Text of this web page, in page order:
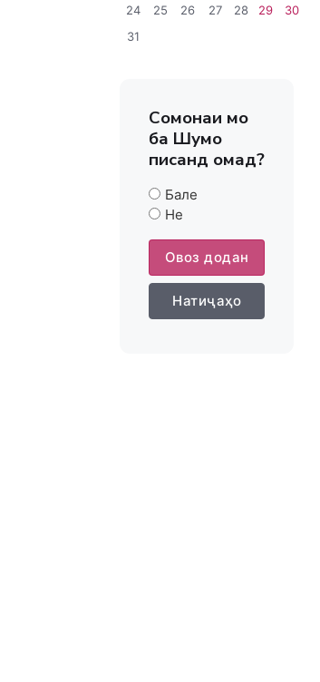
24
25 26 27 28 29
30
31
Сомонаи мо
ба Шумо
писанд омад?
Бале
Не
Овоз додан
Натиҷаҳо